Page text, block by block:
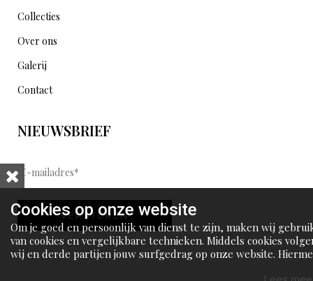
Collecties
Over ons
Galerij
Contact
NIEUWSBRIEF
E
-
m
a
i
l
VERSTUREN
Cookies op onze website
Om je goed en persoonlijk van dienst te zijn, maken wij
van cookies en vergelijkbare technieken. Middels cookies
wij en derde partijen jouw surfgedrag op onze website.